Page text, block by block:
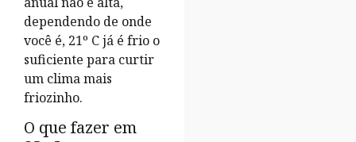
dependendo de onde
você é, 21º C já é frio o
suficiente para curtir
um clima mais
friozinho.
O que fazer em